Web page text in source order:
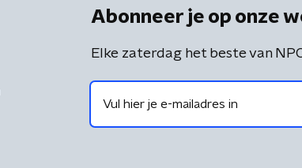
Abonneer je op onze
Elke zaterdag het beste van